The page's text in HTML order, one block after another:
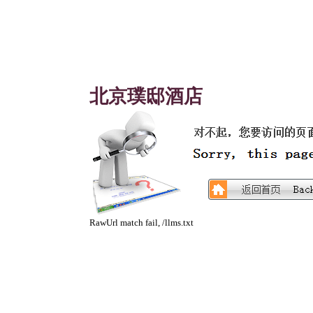
北京璞邸酒店
RawUrl match fail, /llms.txt